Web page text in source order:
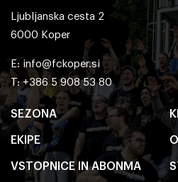
SEZONA
EKIPE
VSTOPNICE IN ABONMA
Ljubljanska cesta 2
6000 Koper
E: info@fckoper.si
T: +386 5 908 53 80